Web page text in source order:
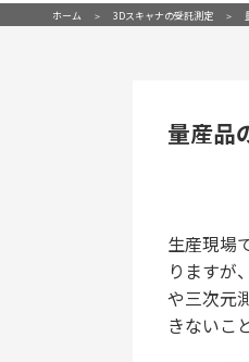
ホーム 3Dスキャナの受託測定
量産品
生産現場
りますが
や三次元
きないこ